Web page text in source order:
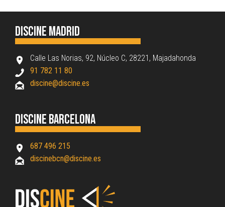
Discine Madrid
Calle Las Norias, 92, Núcleo C, 28221, Majadahonda
91 782 11 80
discine@discine.es
Discine Barcelona
687 496 215
discinebcn@discine.es